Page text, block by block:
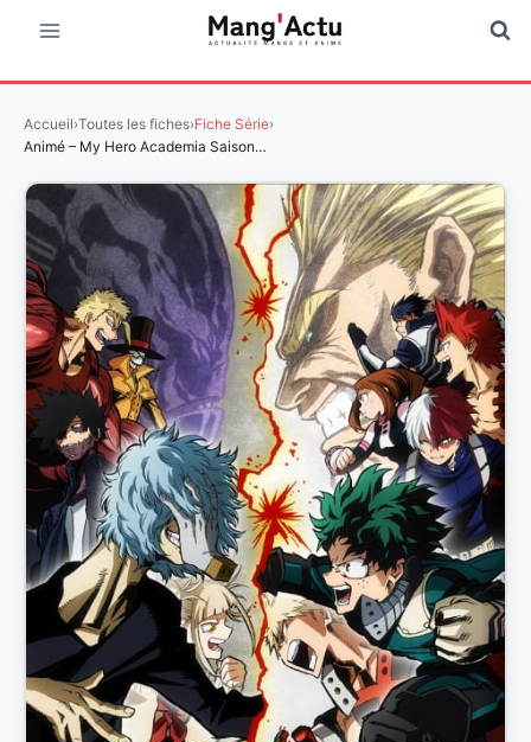
contenu
Accueil›Toutes les fiches›Fiche Série›
Animé – My Hero Academia Saison…